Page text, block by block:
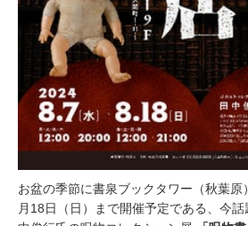
お盆の季節に書泉ブックタワー（秋葉
月18日（日）まで開催予定である、今